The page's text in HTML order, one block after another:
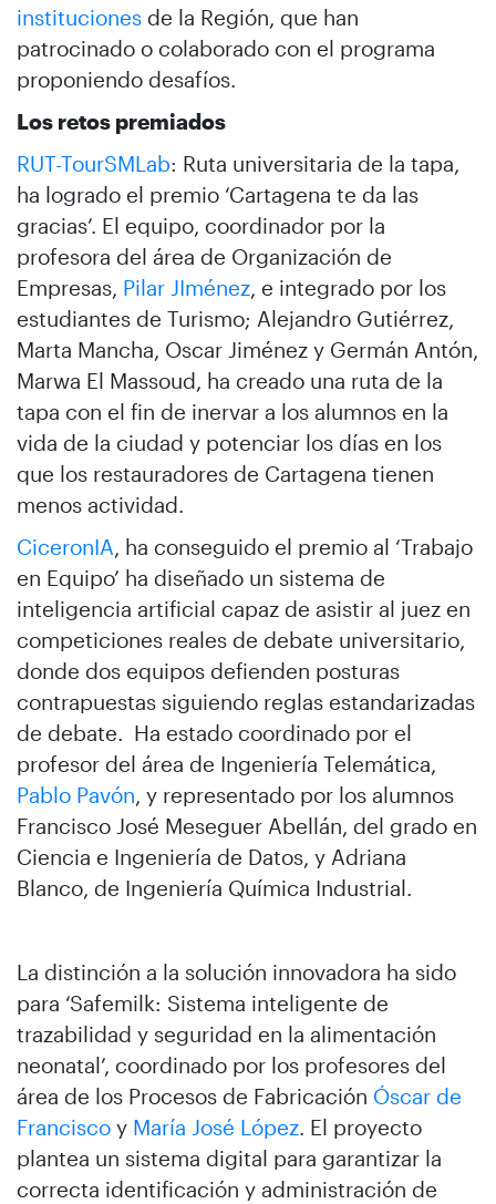
instituciones de la Región, que han
patrocinado o colaborado con el programa
proponiendo desafíos.
Los retos premiados
RUT-TourSMLab: Ruta universitaria de la tapa,
ha logrado el premio ‘Cartagena te da las
gracias’. El equipo, coordinador por la
profesora del área de Organización de
Empresas, Pilar JIménez, e integrado por los
estudiantes de Turismo; Alejandro Gutiérrez,
Marta Mancha, Oscar Jiménez y Germán Antón,
Marwa El Massoud, ha creado una ruta de la
tapa con el fin de inervar a los alumnos en la
vida de la ciudad y potenciar los días en los
que los restauradores de Cartagena tienen
menos actividad.
CiceronIA, ha conseguido el premio al ‘Trabajo
en Equipo’ ha diseñado un sistema de
inteligencia artificial capaz de asistir al juez en
competiciones reales de debate universitario,
donde dos equipos defienden posturas
contrapuestas siguiendo reglas estandarizadas
de debate. Ha estado coordinado por el
profesor del área de Ingeniería Telemática,
Pablo Pavón, y representado por los alumnos
Francisco José Meseguer Abellán, del grado en
Ciencia e Ingeniería de Datos, y Adriana
Blanco, de Ingeniería Química Industrial.
La distinción a la solución innovadora ha sido
para ‘Safemilk: Sistema inteligente de
trazabilidad y seguridad en la alimentación
neonatal’, coordinado por los profesores del
área de los Procesos de Fabricación Óscar de
Francisco y María José López. El proyecto
plantea un sistema digital para garantizar la
correcta identificación y administración de